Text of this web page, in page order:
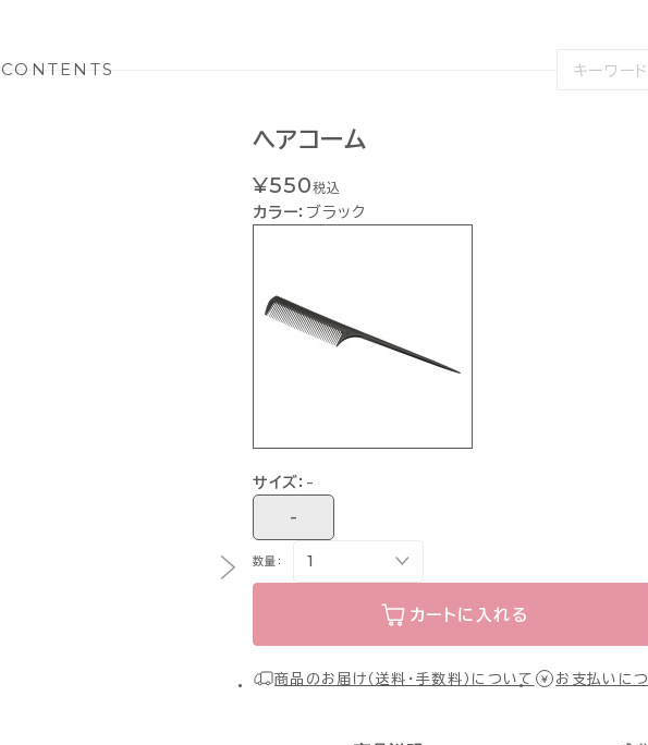
CONTENTS
検
ヘアコーム
¥550税込
カラー： ブラック
サイズ： -
-
数量：
カートに入れる
商品のお届け（送料・手数料）について お支払いに